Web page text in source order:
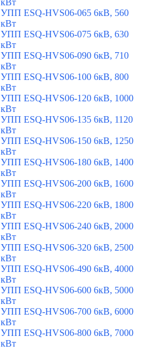
кВт
УПП ESQ-HVS06-065 6кВ, 560
кВт
УПП ESQ-HVS06-075 6кВ, 630
кВт
УПП ESQ-HVS06-090 6кВ, 710
кВт
УПП ESQ-HVS06-100 6кВ, 800
кВт
УПП ESQ-HVS06-120 6кВ, 1000
кВт
УПП ESQ-HVS06-135 6кВ, 1120
кВт
УПП ESQ-HVS06-150 6кВ, 1250
кВт
УПП ESQ-HVS06-180 6кВ, 1400
кВт
УПП ESQ-HVS06-200 6кВ, 1600
кВт
УПП ESQ-HVS06-220 6кВ, 1800
кВт
УПП ESQ-HVS06-240 6кВ, 2000
кВт
УПП ESQ-HVS06-320 6кВ, 2500
кВт
УПП ESQ-HVS06-490 6кВ, 4000
кВт
УПП ESQ-HVS06-600 6кВ, 5000
кВт
УПП ESQ-HVS06-700 6кВ, 6000
кВт
УПП ESQ-HVS06-800 6кВ, 7000
кВт